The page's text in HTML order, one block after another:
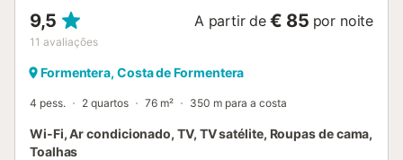
9,5
11 avaliações
A partir de € 85 por noite
Formentera, Costa de Formentera
4 pess. 2 quartos 76 m² 350 m para a costa
Wi-Fi, Ar condicionado, TV, TV satélite, Roupas de cama,
Toalhas